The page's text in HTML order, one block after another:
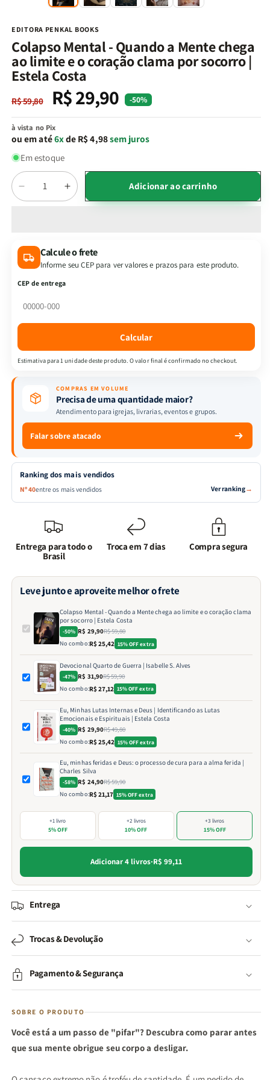
EDITORA PENKAL BOOKS
Colapso Mental - Quando a Mente chega
ao limite e o coração clama por socorro |
Estela Costa
Preço
normal
R$ 59,80
Preço
promocional
R$ 29,90 -50%
à vista no Pix
ou em até6xde R$ 4,98sem juros
Em estoque
Quantidade
Diminuir
a
Mental
-
Quando
Mente
e
clama
por
Estela
Aumentar
a
Mental
-
e
clama
por
socorro
|
Adicionar ao carrinho
Calcule o frete
Informe seu CEP para ver valores e prazos para este produto.
CEP de entrega
Calcular
Estimativa para 1 unidade deste produto. O valor final é confirmado no checkout.
COMPRAS EM VOLUME
Precisa de uma quantidade maior?
Atendimento para igrejas, livrarias, eventos e grupos.
Falar sobre atacado
Ranking dos mais vendidos
Nº 40entre os mais vendidos Ver ranking→
Entrega para todo o
Brasil
Troca em 7 dias Compra segura
Leve junto e aproveite melhor o frete
Colapso Mental - Quando a Mente chega ao limite e o coração clama
por socorro | Estela Costa
-50% R$ 29,90R$ 59,80
No combo:R$ 25,42 15% OFF extra
Devocional Quarto de Guerra | Isabelle S. Alves
-47% R$ 31,90R$ 59,90
No combo:R$ 27,12 15% OFF extra
Eu, Minhas Lutas Internas e Deus | Identificando as Lutas
Emocionais e Espirituais | Estela Costa
-40% R$ 29,90R$ 49,80
No combo:R$ 25,42 15% OFF extra
Eu, minhas feridas e Deus: o processo de cura para a alma ferida |
Charles Silva
-58% R$ 24,90R$ 59,90
No combo:R$ 21,17 15% OFF extra
+1 livro
5% OFF
+2 livros
10% OFF
+3 livros
15% OFF
Adicionar 4 livros·R$ 99,11
Entrega
Trocas & Devolução
Pagamento & Segurança
SOBRE O PRODUTO
Você está a um passo de "pifar"? Descubra como parar antes
que sua mente obrigue seu corpo a desligar.